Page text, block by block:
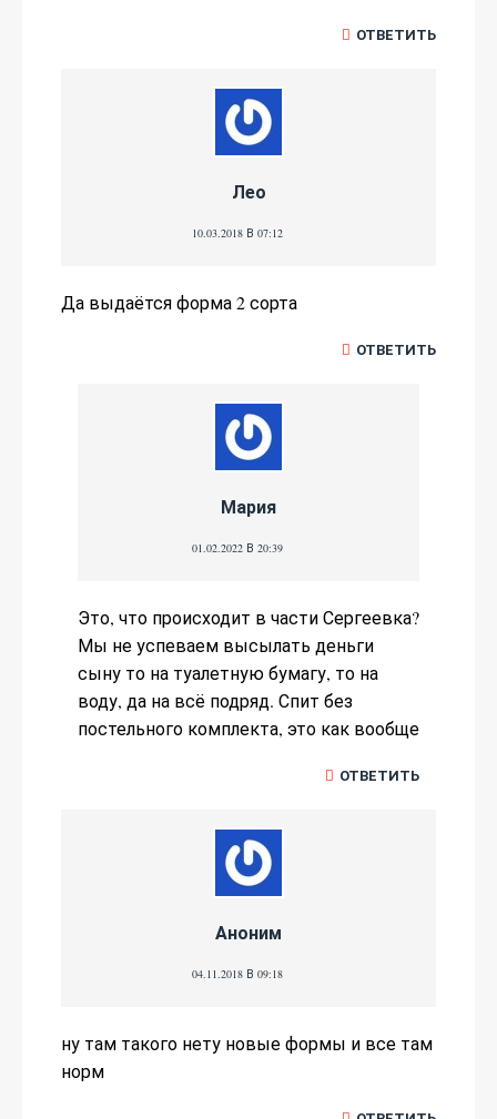
ОТВЕТИТЬ
Лео
10.03.2018 В 07:12
Да выдаётся форма 2 сорта
ОТВЕТИТЬ
Мария
01.02.2022 В 20:39
Это, что происходит в части Сергеевка?
Мы не успеваем высылать деньги
сыну то на туалетную бумагу, то на
воду, да на всё подряд. Спит без
постельного комплекта, это как вообще
ОТВЕТИТЬ
Аноним
04.11.2018 В 09:18
ну там такого нету новые формы и все там
норм